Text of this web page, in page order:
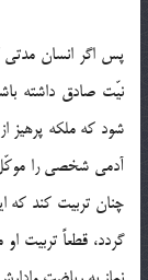
پس اگر انسان مدتی
نیّت صادق داشته
شود كه ملكه پرهیز
آدمی شخصی را موكّل
چنان تربیت كند كه
گردد، قطعاً تربیت